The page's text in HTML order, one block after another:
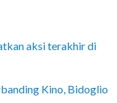
aksi terakhir di
Kino, Bidoglio